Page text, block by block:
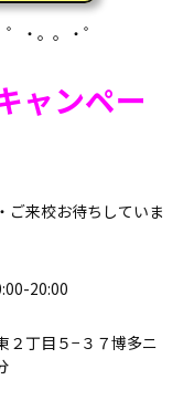
・。。・゜
ャンペー
ご来校お待ちしていま
20:00
２丁目５−３７博多ニ